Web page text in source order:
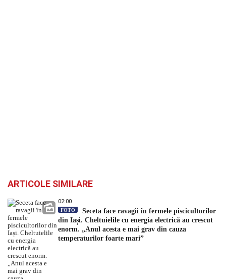
ARTICOLE SIMILARE
02:00
FOTO
Seceta face ravagii în fermele piscicultorilor
din Iași. Cheltuielile cu energia electrică au crescut
enorm. „Anul acesta e mai grav din cauza
temperaturilor foarte mari”